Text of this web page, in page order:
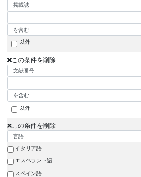
以外
この条件を削除
以外
この条件を削除
イタリア語
エスペラント語
スペイン語